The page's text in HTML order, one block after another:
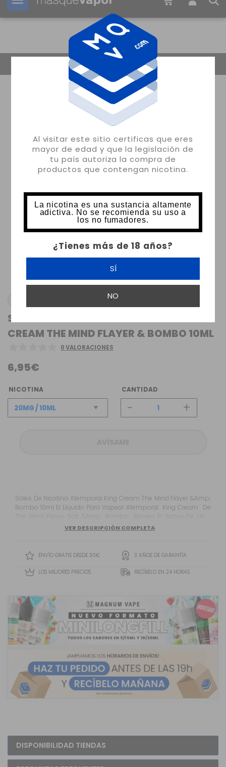
Al visitar este sitio certificas que eres
mayor de edad y que la legislación de
tu país autoriza la compra de
productos que contengan nicotina.
La nicotina es una sustancia altamente
adictiva. No se recomienda su uso a
los no fumadores.
¿Tienes más de 18 años?
SÍ
NO
Tu pedido puede ser enviado en 58m: 01s
SALES DE NICOTINA ATEMPORAL KING
CREAM THE MIND FLAYER & BOMBO 10ML
0 VALORACIONES
6,95€
NICOTINA CANTIDAD
- +
Sales De Nicotina Atemporal King Cream The Mind Flayer &Amp;
Bombo 10ml El Líquido Para Vapear Atemporal King Cream De
The Mind Flayer Salt &Amp; Bombo Recrea El Sabor De Una
Deliciosa Crema De Frutos Secos Junto A Una Vainilla Intensa,
VER DESCRIPCIÓN COMPLETA
ENVÍO GRATIS DESDE 30€ 3 AÑOS DE GARANTÍA
LOS MEJORES PRECIOS RECÍBELO EN 24 HORAS
DISPONIBILIDAD TIENDAS